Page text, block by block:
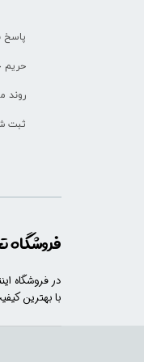
پاسخ
روند
ثبت
در فروشگاه
با​​​ بهترین